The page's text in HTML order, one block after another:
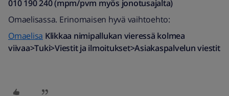
010 190 240 (mpm/pvm myös jonotusajalta)​
Omaelisassa. Erinomaisen hyvä vaihtoehto:
Omaelisa Klikkaa nimipallukan vieressä kolmea
viivaa>Tuki>Viestit ja ilmoitukset>Asiakaspalvelun viestit